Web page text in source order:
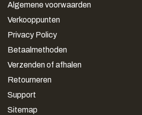
Algemene voorwaarden
Verkooppunten
Privacy Policy
Betaalmethoden
Verzenden of afhalen
Retourneren
Support
Sitemap